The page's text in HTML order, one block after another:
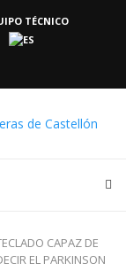
TÉCNICO
CAPAZ DE
EL PARKINSON